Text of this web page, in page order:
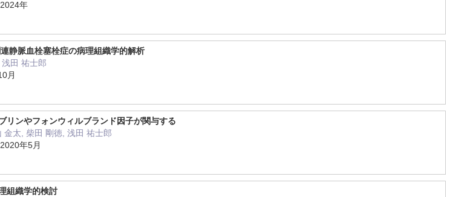
年
静脈血栓塞栓症の病理組織学的解析
田 祐士郎
月
リンやフォンウィルブランド因子が関与する
太, 柴田 剛徳, 浅田 祐士郎
年5月
組織学的検討